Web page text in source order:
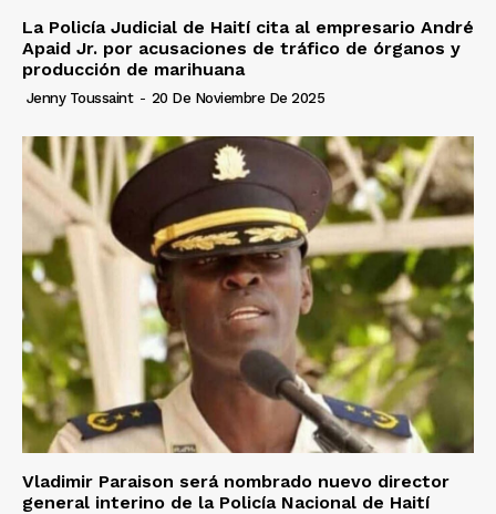
La Policía Judicial de Haití cita al empresario André
Apaid Jr. por acusaciones de tráfico de órganos y
producción de marihuana
Jenny Toussaint - 20 De Noviembre De 2025
Vladimir Paraison será nombrado nuevo director
general interino de la Policía Nacional de Haití